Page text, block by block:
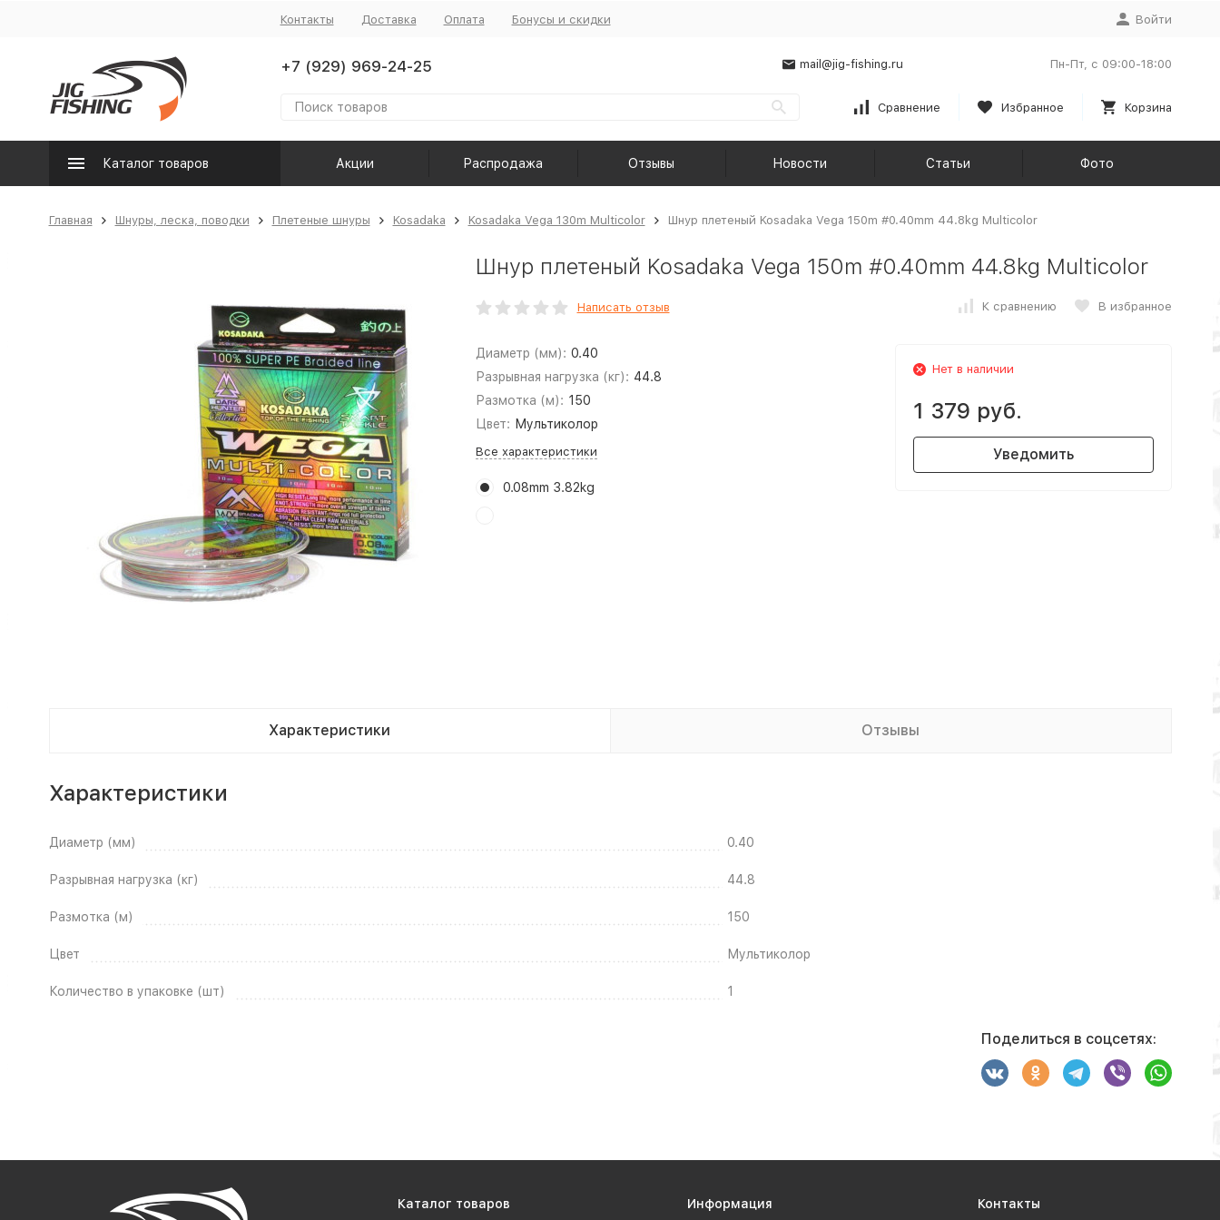
Контакты Доставка Оплата Бонусы и скидки Войти
+7 (929) 969-24-25 mail@jig-fishing.ru Пн-Пт, с 09:00-18:00
Сравнение Избранное Корзина
Каталог товаров Акции Распродажа Отзывы Новости Статьи Фото
Главная Шнуры, леска, поводки Плетеные шнуры Kosadaka Kosadaka Vega 130m Multicolor Шнур плетеный Kosadaka Vega 150m #0.40mm 44.8kg Multicolor
Шнур плетеный Kosadaka Vega 150m #0.40mm 44.8kg Multicolor
Написать отзыв К сравнению В избранное
Диаметр (мм): 0.40
Разрывная нагрузка (кг): 44.8
Размотка (м): 150
Цвет: Мультиколор
Все характеристики
0.08mm 3.82kg
Нет в наличии
1 379 руб.
Уведомить
Характеристики Отзывы
Характеристики
Диаметр (мм) 0.40
Разрывная нагрузка (кг) 44.8
Размотка (м) 150
Цвет Мультиколор
Количество в упаковке (шт) 1
Поделиться в соцсетях:
Каталог товаров Информация Контакты